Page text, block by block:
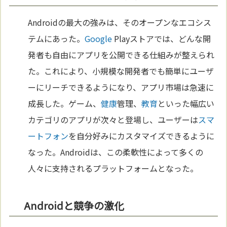
Androidの最大の強みは、そのオープンなエコシス
テムにあった。Google Playストアでは、どんな開
発者も自由にアプリを公開できる仕組みが整えられ
た。これにより、小規模な開発者でも簡単にユーザ
ーにリーチできるようになり、アプリ市場は急速に
成長した。ゲーム、健康管理、教育といった幅広い
カテゴリのアプリが次々と登場し、ユーザーはスマ
ートフォンを自分好みにカスタマイズできるように
なった。Androidは、この柔軟性によって多くの
人々に支持されるプラットフォームとなった。
Androidと競争の激化